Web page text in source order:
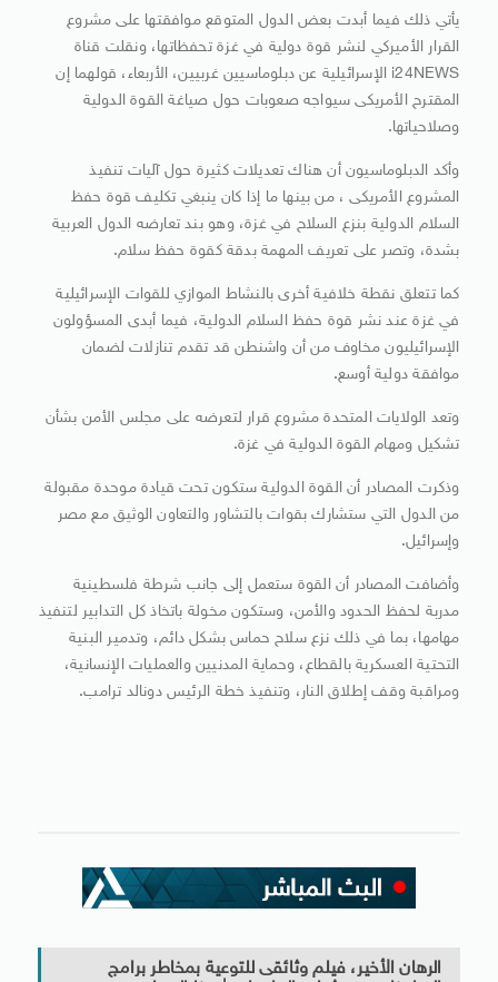
يأتي ذلك فيما أبدت بعض الدول المتوقع موافقتها على مشروع
القرار الأميركي لنشر قوة دولية في غزة تحفظاتها، ونقلت قناة
i24NEWS الإسرائيلية عن دبلوماسيين غربيين، الأربعاء، قولهما إن
المقترح الأمريكى سيواجه صعوبات حول صياغة القوة الدولية
وصلاحياتها.
وأكد الدبلوماسيون أن هناك تعديلات كثيرة حول آليات تنفيذ
المشروع الأمريكى ، من بينها ما إذا كان ينبغي تكليف قوة حفظ
السلام الدولية بنزع السلاح في غزة، وهو بند تعارضه الدول العربية
بشدة، وتصر على تعريف المهمة بدقة كقوة حفظ سلام.
كما تتعلق نقطة خلافية أخرى بالنشاط الموازي للقوات الإسرائيلية
في غزة عند نشر قوة حفظ السلام الدولية، فيما أبدى المسؤولون
الإسرائيليون مخاوف من أن واشنطن قد تقدم تنازلات لضمان
موافقة دولية أوسع.
وتعد الولايات المتحدة مشروع قرار لتعرضه على مجلس الأمن بشأن
تشكيل ومهام القوة الدولية في غزة.
وذكرت المصادر أن القوة الدولية ستكون تحت قيادة موحدة مقبولة
من الدول التي ستشارك بقوات بالتشاور والتعاون الوثيق مع مصر
وإسرائيل.
وأضافت المصادر أن القوة ستعمل إلى جانب شرطة فلسطينية
مدربة لحفظ الحدود والأمن، وستكون مخولة باتخاذ كل التدابير لتنفيذ
مهامها، بما في ذلك نزع سلاح حماس بشكل دائم، وتدمير البنية
التحتية العسكرية بالقطاع، وحماية المدنيين والعمليات الإنسانية،
ومراقبة وقف إطلاق النار، وتنفيذ خطة الرئيس دونالد ترامب.
الرهان الأخير، فيلم وثائقى للتوعية بمخاطر برامج